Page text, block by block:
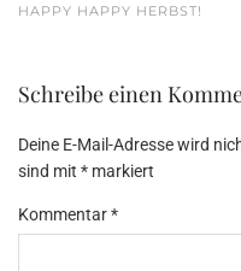
HAPPY HAPPY HERBST!
Schreibe einen
Deine E-Mail-Adresse wird
sind mit * markiert
Kommentar*